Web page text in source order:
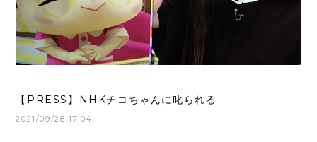
【PRESS】NHKチコちゃんに叱られる
2021/09/28 17:04